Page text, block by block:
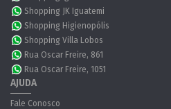
Shopping JK Iguatemi
Shopping Higienopólis
Shopping Villa Lobos
Rua Oscar Freire, 861
Rua Oscar Freire, 1051
AJUDA
Fale Conosco